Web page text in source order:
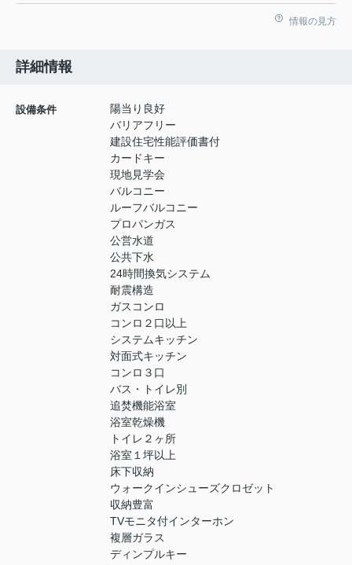
情報の見方
詳細情報
設備条件
陽当り良好
バリアフリー
建設住宅性能評価書付
カードキー
現地見学会
バルコニー
ルーフバルコニー
プロパンガス
公営水道
公共下水
24時間換気システム
耐震構造
ガスコンロ
コンロ２口以上
システムキッチン
対面式キッチン
コンロ３口
バス・トイレ別
追焚機能浴室
浴室乾燥機
トイレ２ヶ所
浴室１坪以上
床下収納
ウォークインシューズクロゼット
収納豊富
TVモニタ付インターホン
複層ガラス
ディンプルキー